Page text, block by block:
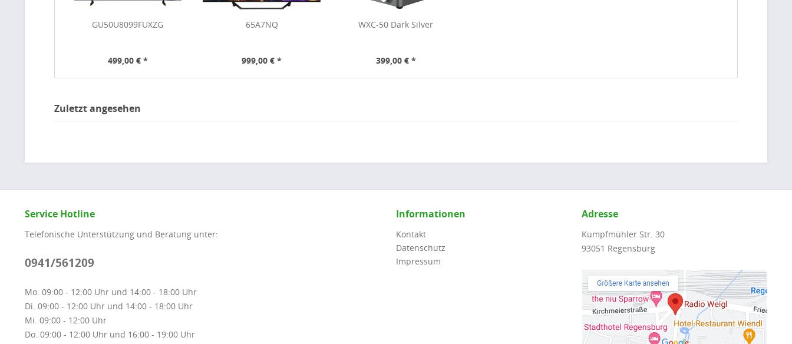
GU50U8099FUXZG
499,00 € *
65A7NQ
999,00 € *
WXC-50 Dark Silver
399,00 € *
Zuletzt angesehen
Service Hotline
Telefonische Unterstützung und Beratung unter:
0941/561209
Mo. 09:00 - 12:00 Uhr und 14:00 - 18:00 Uhr
Di. 09:00 - 12:00 Uhr und 14:00 - 18:00 Uhr
Mi. 09:00 - 12:00 Uhr
Do. 09:00 - 12:00 Uhr und 16:00 - 19:00 Uhr
Informationen
Kontakt
Datenschutz
Impressum
Adresse
Kumpfmühler Str. 30
93051 Regensburg